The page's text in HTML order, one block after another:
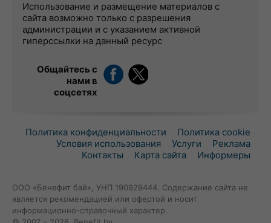
Использование и размещение материалов с
сайта возможно только с разрешения
администрации и с указанием активной
гиперссылки на данный ресурс
Общайтесь с
нами в
соцсетях
Политика конфиденциальности
Политика cookie
Условия использования
Услуги
Реклама
Контакты
Карта сайта Информеры
ООО «Бенефит бай», УНП 190929444. Содержание сайта не
является рекомендацией или офертой и носит
информационно-справочный характер.